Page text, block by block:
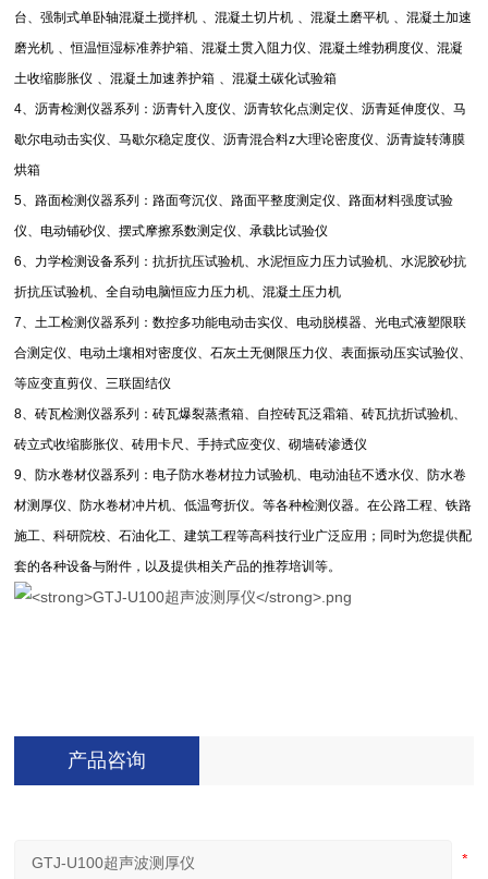
台、强制式单卧轴混凝土搅拌机 、混凝土切片机 、混凝土磨平机 、混凝土加速
磨光机 、恒温恒湿标准养护箱、混凝土贯入阻力仪、混凝土维勃稠度仪、混凝
土收缩膨胀仪 、混凝土加速养护箱 、混凝土碳化试验箱
4、沥青检测仪器系列：沥青针入度仪、沥青软化点测定仪、沥青延伸度仪、马
歇尔电动击实仪、马歇尔稳定度仪、沥青混合料z大理论密度仪、沥青旋转薄膜
烘箱
5、路面检测仪器系列：路面弯沉仪、路面平整度测定仪、路面材料强度试验
仪、电动铺砂仪、摆式摩擦系数测定仪、承载比试验仪
6、力学检测设备系列：抗折抗压试验机、水泥恒应力压力试验机、水泥胶砂抗
折抗压试验机、全自动电脑恒应力压力机、混凝土压力机
7、土工检测仪器系列：数控多功能电动击实仪、电动脱模器、光电式液塑限联
合测定仪、电动土壤相对密度仪、石灰土无侧限压力仪、表面振动压实试验仪、
等应变直剪仪、三联固结仪
8、砖瓦检测仪器系列：砖瓦爆裂蒸煮箱、自控砖瓦泛霜箱、砖瓦抗折试验机、
砖立式收缩膨胀仪、砖用卡尺、手持式应变仪、砌墙砖渗透仪
9、防水卷材仪器系列：电子防水卷材拉力试验机、电动油毡不透水仪、防水卷
材测厚仪、防水卷材冲片机、低温弯折仪。等各种检测仪器。在公路工程、铁路
施工、科研院校、石油化工、建筑工程等高科技行业广泛应用；同时为您提供配
套的各种设备与附件，以及提供相关产品的推荐培训等。
产品咨询